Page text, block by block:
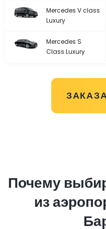
Mercedes V class
Luxury
Mercedes S
Class Luxury
Почему
из